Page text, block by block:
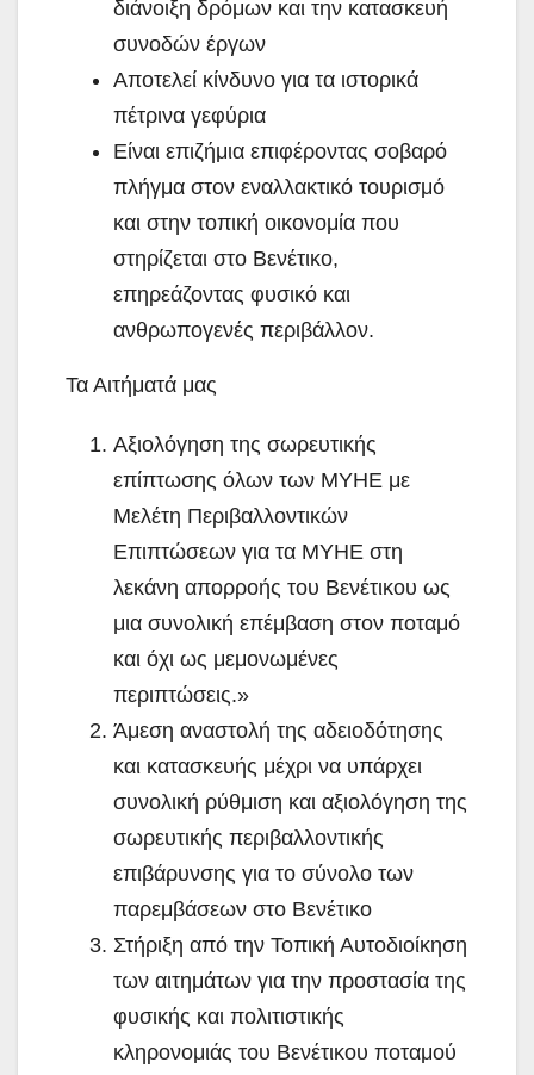
διάνοιξη δρόμων και την κατασκευή
συνοδών έργων
Αποτελεί κίνδυνο για τα ιστορικά
πέτρινα γεφύρια
Είναι επιζήμια επιφέροντας σοβαρό
πλήγμα στον εναλλακτικό τουρισμό
και στην τοπική οικονομία που
στηρίζεται στο Βενέτικο,
επηρεάζοντας φυσικό και
ανθρωπογενές περιβάλλον.
Τα Αιτήματά μας
Αξιολόγηση της σωρευτικής
επίπτωσης όλων των ΜΥΗΕ με
Μελέτη Περιβαλλοντικών
Επιπτώσεων για τα ΜΥΗΕ στη
λεκάνη απορροής του Βενέτικου ως
μια συνολική επέμβαση στον ποταμό
και όχι ως μεμονωμένες
περιπτώσεις.»
Άμεση αναστολή της αδειοδότησης
και κατασκευής μέχρι να υπάρχει
συνολική ρύθμιση και αξιολόγηση της
σωρευτικής περιβαλλοντικής
επιβάρυνσης για το σύνολο των
παρεμβάσεων στο Βενέτικο
Στήριξη από την Τοπική Αυτοδιοίκηση
των αιτημάτων για την προστασία της
φυσικής και πολιτιστικής
κληρονομιάς του Βενέτικου ποταμού